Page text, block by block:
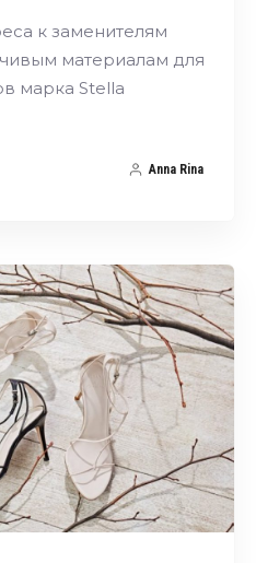
к заменителям
материалам для
марка Stella
Anna Rina